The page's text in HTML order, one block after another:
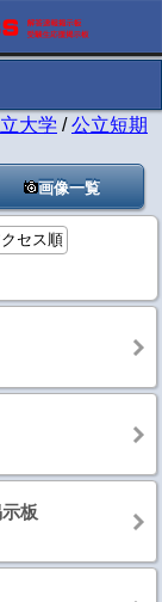
大学 /公立短期
画像一覧
セス順
板